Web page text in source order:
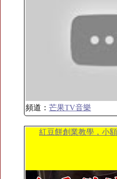
頻道： 芒果TV音樂
紅豆餅創業教學，小